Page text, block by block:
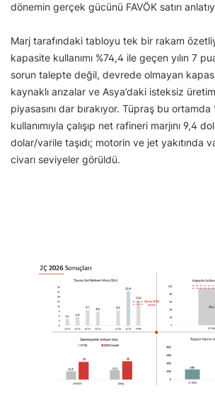
dönemin gerçek gücünü FAVÖK satırı
Marj tarafındaki tabloyu tek bir rakam
kapasite kullanımı %74,4 ile geçen yılın 7
sorun talepte değil, devrede olmayan
kaynaklı arızalar ve Asya’daki isteksiz
piyasasını dar bırakıyor. Tüpraş bu
kullanımıyla çalışıp net rafineri marjını 9,4
dolar/varile taşıdı; motorin ve jet yakıtında
civarı seviyeler görüldü.